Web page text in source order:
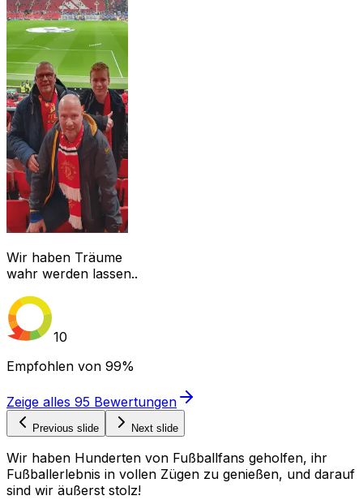
Wir haben Träume
wahr werden lassen..
10
Empfohlen von 99%
Zeige alles 95 Bewertungen
Previous slide Next slide
Wir haben Hunderten von Fußballfans geholfen, ihr
Fußballerlebnis in vollen Zügen zu genießen, und darauf
sind wir äußerst stolz!